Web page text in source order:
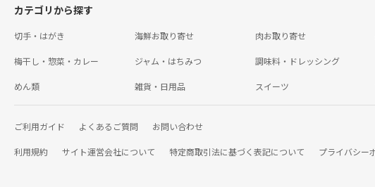
カテゴリから探す
切手・はがき 海鮮お取り寄せ 肉お取り寄せ
梅干し・惣菜・カレー ジャム・はちみつ 調味料・ドレッシング
めん類 雑貨・日用品 スイーツ
ご利用ガイド よくあるご質問 お問い合わせ
利用規約 サイト運営会社について 特定商取引法に基づく表記について プライバシー